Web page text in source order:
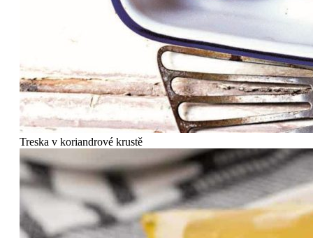
Treska v koriandrové krustě